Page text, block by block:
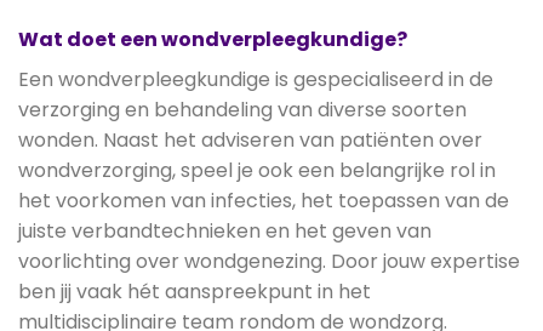
Wat doet een wondverpleegkundige?
Een wondverpleegkundige is gespecialiseerd in de
verzorging en behandeling van diverse soorten
wonden. Naast het adviseren van patiënten over
wondverzorging, speel je ook een belangrijke rol in
het voorkomen van infecties, het toepassen van de
juiste verbandtechnieken en het geven van
voorlichting over wondgenezing. Door jouw expertise
ben jij vaak hét aanspreekpunt in het
multidisciplinaire team rondom de wondzorg.